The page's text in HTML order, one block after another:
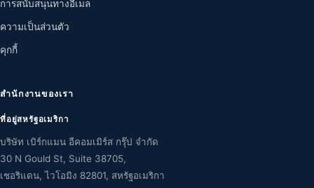
การสนับสนุนทางอีเมล
ความเป็นส่วนตัว
คุกกี้
สำนักงานของเรา
ที่อยู่สหรัฐอเมริกา
บริษัท เบิร์กแมน อีคอมเมิร์ส กรุ๊ป จำกัด
30 N Gould St, Suite 38705,
เชอริแดน, ไวโอมิง 82801, สหรัฐอเมริกา